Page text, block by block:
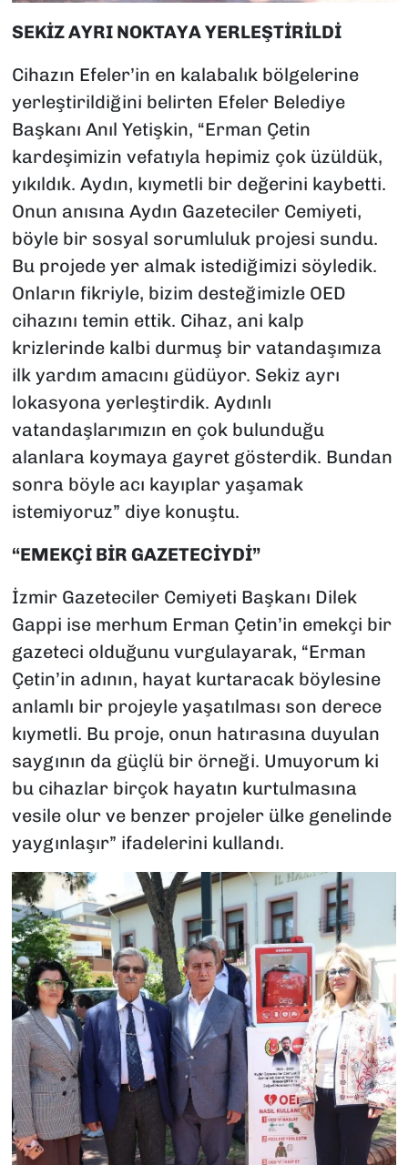
SEKİZ AYRI NOKTAYA YERLEŞTİRİLDİ
Cihazın Efeler’in en kalabalık bölgelerine
yerleştirildiğini belirten Efeler Belediye
Başkanı Anıl Yetişkin, “Erman Çetin
kardeşimizin vefatıyla hepimiz çok üzüldük,
yıkıldık. Aydın, kıymetli bir değerini kaybetti.
Onun anısına Aydın Gazeteciler Cemiyeti,
böyle bir sosyal sorumluluk projesi sundu.
Bu projede yer almak istediğimizi söyledik.
Onların fikriyle, bizim desteğimizle OED
cihazını temin ettik. Cihaz, ani kalp
krizlerinde kalbi durmuş bir vatandaşımıza
ilk yardım amacını güdüyor. Sekiz ayrı
lokasyona yerleştirdik. Aydınlı
vatandaşlarımızın en çok bulunduğu
alanlara koymaya gayret gösterdik. Bundan
sonra böyle acı kayıplar yaşamak
istemiyoruz” diye konuştu.
“EMEKÇİ BİR GAZETECİYDİ”
İzmir Gazeteciler Cemiyeti Başkanı Dilek
Gappi ise merhum Erman Çetin’in emekçi bir
gazeteci olduğunu vurgulayarak, “Erman
Çetin’in adının, hayat kurtaracak böylesine
anlamlı bir projeyle yaşatılması son derece
kıymetli. Bu proje, onun hatırasına duyulan
saygının da güçlü bir örneği. Umuyorum ki
bu cihazlar birçok hayatın kurtulmasına
vesile olur ve benzer projeler ülke genelinde
yaygınlaşır” ifadelerini kullandı.